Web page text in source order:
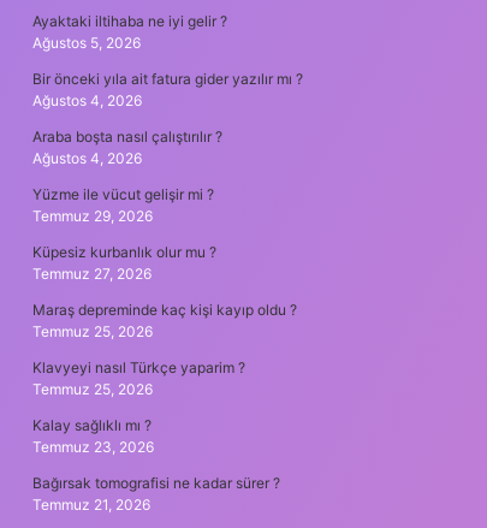
Ayaktaki iltihaba ne iyi gelir ?
Ağustos 5, 2026
Bir önceki yıla ait fatura gider yazılır mı ?
Ağustos 4, 2026
Araba boşta nasıl çalıştırılır ?
Ağustos 4, 2026
Yüzme ile vücut gelişir mi ?
Temmuz 29, 2026
Küpesiz kurbanlık olur mu ?
Temmuz 27, 2026
Maraş depreminde kaç kişi kayıp oldu ?
Temmuz 25, 2026
Klavyeyi nasıl Türkçe yaparim ?
Temmuz 25, 2026
Kalay sağlıklı mı ?
Temmuz 23, 2026
Bağırsak tomografisi ne kadar sürer ?
Temmuz 21, 2026